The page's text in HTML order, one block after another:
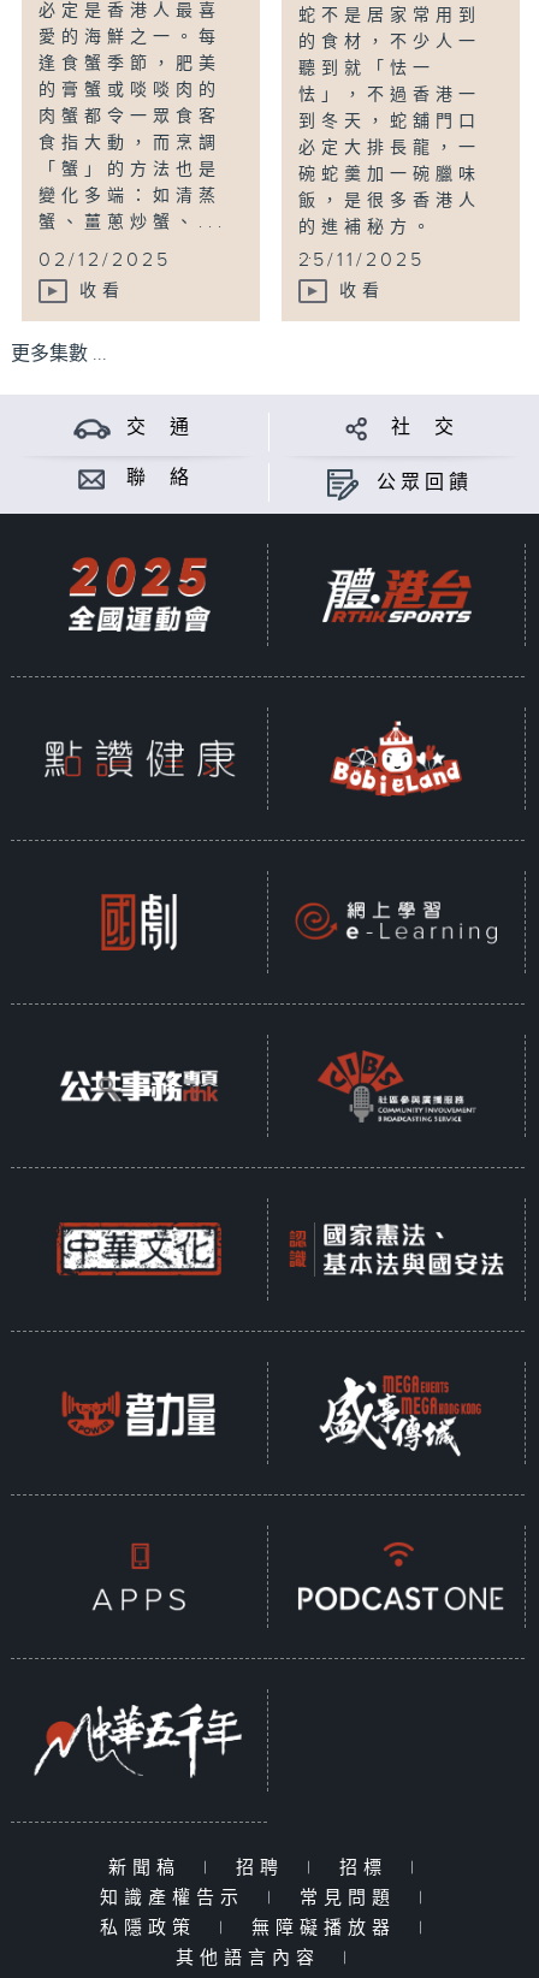
必定是香港人最喜
愛的海鮮之一。每
逢食蟹季節，肥美
的膏蟹或啖啖肉的
肉蟹都令一眾食客
食指大動，而烹調
「蟹」的方法也是
變化多端：如清蒸
蟹、薑蔥炒蟹、...
02/12/2025
收看
蛇不是居家常用到
的食材，不少人一
聽到就「怯一
怯」，不過香港一
到冬天，蛇舖門口
必定大排長龍，一
碗蛇羹加一碗臘味
飯，是很多香港人
的進補秘方。
...
25/11/2025
收看
更多集數 ...
交 通 社 交
聯 絡 公眾回饋
新聞稿 | 招聘 | 招標
|
知識產權告示
| 常見問題
|
私隱政策
| 無障礙播放器
|
其他語言內容
|